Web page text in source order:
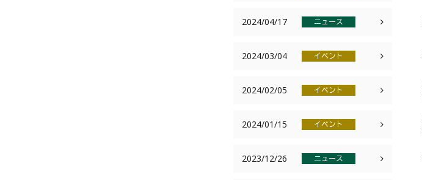
2024/04/17 ニュース
2024/03/04 イベント
2024/02/05 イベント
2024/01/15 イベント
2023/12/26 ニュース